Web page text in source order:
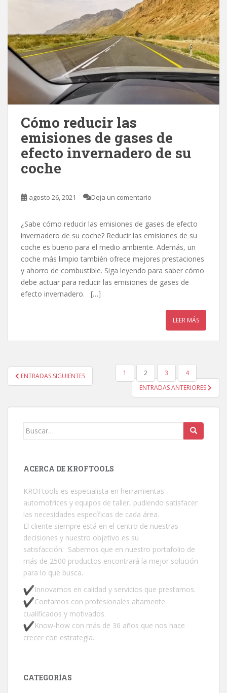
Cómo reducir las
emisiones de gases de
efecto invernadero de su
coche
agosto 26, 2021 Deja un comentario
¿Sabe cómo reducir las emisiones de gases de efecto
invernadero de su coche? Reducir las emisiones de su
coche es bueno para el medio ambiente. Además, un
coche más limpio también ofrece mejores prestaciones
y ahorro de combustible. Siga leyendo para saber cómo
debe actuar para reducir las emisiones de gases de
efecto invernadero. […]
LEER MÁS
NAVEGACIÓN DE ENTRADAS
ENTRADAS SIGUIENTES 1 2 3
4
ENTRADAS ANTERIORES
Buscar:
ACERCA DE KROFTOOLS
KROFtools es especialista en herramientas
automotrices y equipos de taller, pudiendo satisfacer
las necesidades específicas de cada área.
El cliente siempre está en el centro de nuestras
decisiones y nuestro objetivo es su
satisfacción. Sabemos que en nuestro portafolio de
más de 2500 productos encontrará la mejor solución
para lo que busca.
Innovamos en calidad y servicios que prestamos.
Contamos con profesionales altamente
cualificados y motivados.
Know-how con más de 36 años que nos hace
crecer con estrategia.
CATEGORÍAS